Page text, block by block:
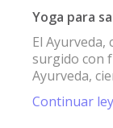
Yoga para
El Ayurveda,
surgido con
Ayurveda,
surgido con
Continuar